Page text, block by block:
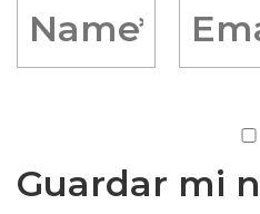
Guardar mi